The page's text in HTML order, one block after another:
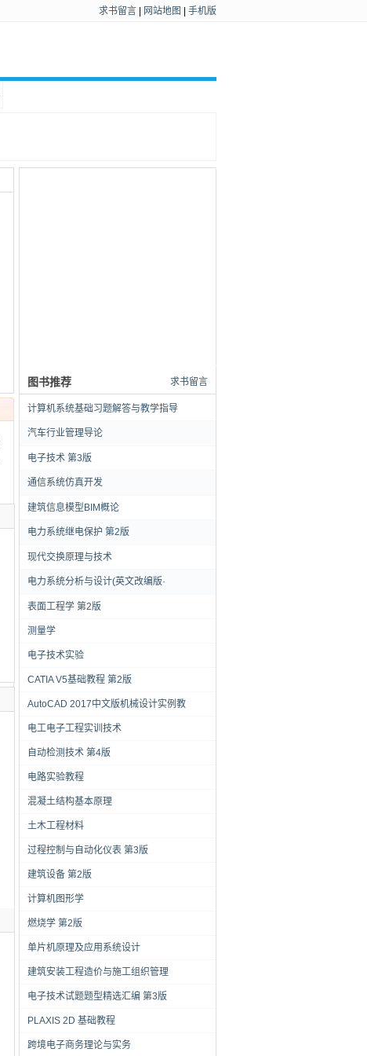
求书留言 网站地图 手机版
求书留言
图书推荐
计算机系统基础习题解答与教学指导
汽车行业管理导论
电子技术 第3版
通信系统仿真开发
建筑信息模型BIM概论
电力系统继电保护 第2版
现代交换原理与技术
电力系统分析与设计(英文改编版·
表面工程学 第2版
测量学
电子技术实验
CATIA V5基础教程 第2版
AutoCAD 2017中文版机械设计实例教
电工电子工程实训技术
自动检测技术 第4版
电路实验教程
混凝土结构基本原理
土木工程材料
过程控制与自动化仪表 第3版
建筑设备 第2版
计算机图形学
燃烧学 第2版
单片机原理及应用系统设计
建筑安装工程造价与施工组织管理
电子技术试题题型精选汇编 第3版
PLAXIS 2D 基础教程
跨境电子商务理论与实务